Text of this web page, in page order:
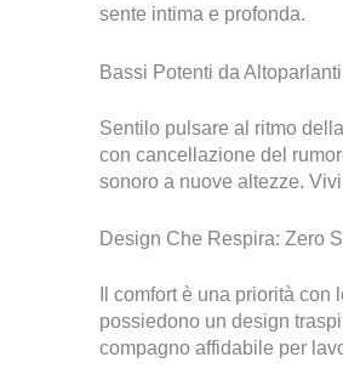
sente intima e profonda.
Bassi Potenti da
Sentilo pulsare al ritmo
con cancellazione del
sonoro a nuove altezze.
Design Che Respira: Zero
Il comfort è una priorità
possiedono un design
compagno affidabile per